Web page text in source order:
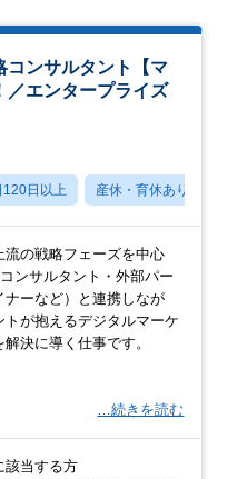
コンサルタント【マ
／エンタープライズ
120日以上 産休・育休あり
流の戦略フェーズを中心
ンサルタント・外部パー
ナーなど）と連携しなが
トが抱えるデジタルマーケ
決に導く仕事です。
…続きを読む
該当する方